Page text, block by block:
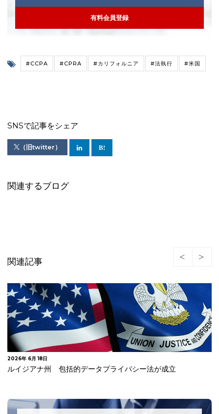
有料会員登録
#CCPA #CPRA #カリフォルニア #法執行 #米国
SNSで記事をシェア
（旧twitter）
関連するブログ
関連記事
2026年 6月 16日
FTC 学生の個人情報に関するセキュリティ措置の不備等で